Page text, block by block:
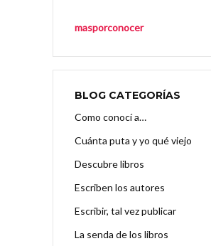
masporconocer
BLOG CATEGORÍAS
Como conocí a…
Cuánta puta y yo qué viejo
Descubre libros
Escriben los autores
Escribir, tal vez publicar
La senda de los libros